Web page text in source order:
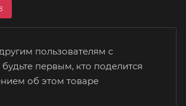
пользователям с
первым, кто поделится
об этом товаре